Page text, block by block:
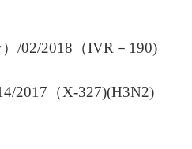
/02/2018（IVR－190)
2017（X-327)(H3N2)